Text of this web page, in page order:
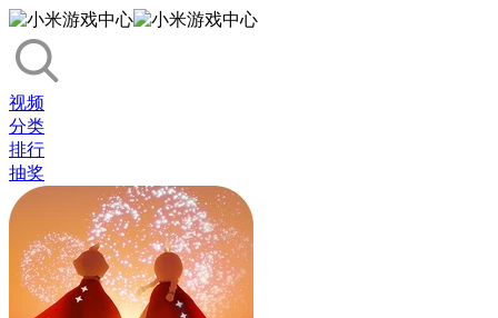
视频
分类
排行
抽奖